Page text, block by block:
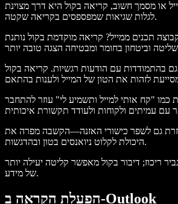
או מסמך חשוב, קריאה בקול היא דרך מצוינת
לגלות שגיאות שמפספסים בקריאה שקטה.
תכנים ממייל? קריאה מוקדמת בקול נותנת
גם בהתמודדות עם הודעות רגשיות. קריאה בקול
כמו "קח אותי למייל ותשמיע לי" עוזר להתחבר
גם לשפר כישורי האזנה—הקשבה מפרה את
היכולת לקלוט ניואנסים בטון ובהדגשות.
ריכוז; דיבור בקול מאפשר קליטה יעילה יותר
של מידע.
הפעלת הקראה ב-Outlook